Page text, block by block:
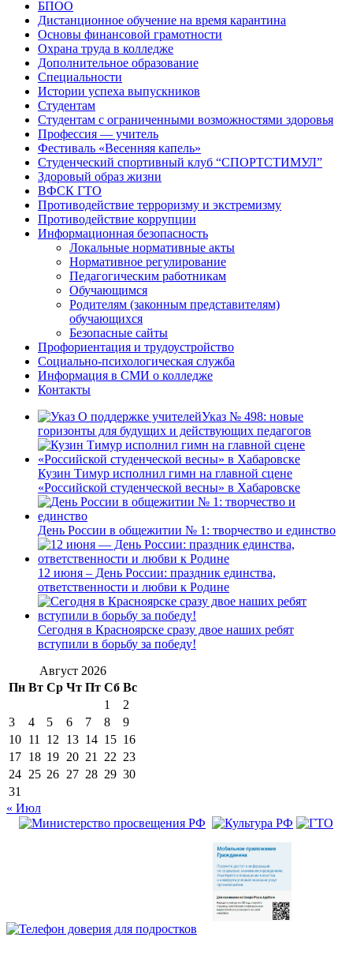
БПОО
Дистанционное обучение на время карантина
Основы финансовой грамотности
Охрана труда в колледже
Дополнительное образование
Специальности
Истории успеха выпускников
Студентам
Студентам с ограниченными возможностями здоровья
Профессия — учитель
Фестиваль «Весенняя капель»
Студенческий спортивный клуб “СПОРТСТИМУЛ”
Здоровый образ жизни
ВФСК ГТО
Противодействие терроризму и экстремизму
Противодействие коррупции
Информационная безопасность
Локальные нормативные акты
Нормативное регулирование
Педагогическим работникам
Обучающимся
Родителям (законным представителям)
обучающихся
Безопасные сайты
Профориентация и трудоустройство
Социально-психологическая служба
Информация в СМИ о колледже
Контакты
Указ № 498: новые
горизонты для будущих и действующих педагогов
Кузин Тимур исполнил гимн на главной сцене
«Российской студенческой весны» в Хабаровске
День России в общежитии № 1: творчество и единство
12 июня – День России: праздник единства,
ответственности и любви к Родине
Сегодня в Красноярске сразу двое наших ребят
вступили в борьбу за победу!
Август 2026
Пн Вт Ср Чт Пт Сб Вс
1
2
3
4 5 6 7 8
9
10 11 12 13 14 15 16
17 18 19 20 21 22 23
24 25 26 27 28 29 30
31
« Июл